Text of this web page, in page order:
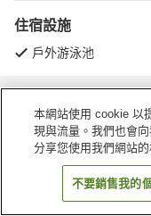
住宿設施
戶外游泳池
Hilton Garden Inn Toronto
本網站使用 cookie 以
現與流量。我們也會
分享您使用我們網站的
不要銷售我的